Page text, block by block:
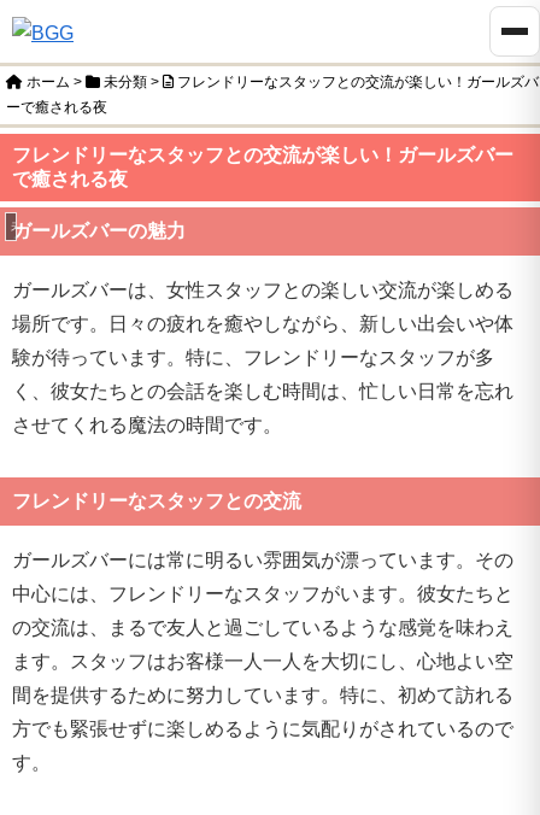
ホーム > 未分類 >
フレンドリーなスタッフとの交流が楽しい！ガールズバ
ーで癒される夜
フレンドリーなスタッフとの交流が楽しい！ガールズバー
で癒される夜
未分類
ガールズバーの魅力
ガールズバーは、女性スタッフとの楽しい交流が楽しめる
場所です。日々の疲れを癒やしながら、新しい出会いや体
験が待っています。特に、フレンドリーなスタッフが多
く、彼女たちとの会話を楽しむ時間は、忙しい日常を忘れ
させてくれる魔法の時間です。
フレンドリーなスタッフとの交流
ガールズバーには常に明るい雰囲気が漂っています。その
中心には、フレンドリーなスタッフがいます。彼女たちと
の交流は、まるで友人と過ごしているような感覚を味わえ
ます。スタッフはお客様一人一人を大切にし、心地よい空
間を提供するために努力しています。特に、初めて訪れる
方でも緊張せずに楽しめるように気配りがされているので
す。